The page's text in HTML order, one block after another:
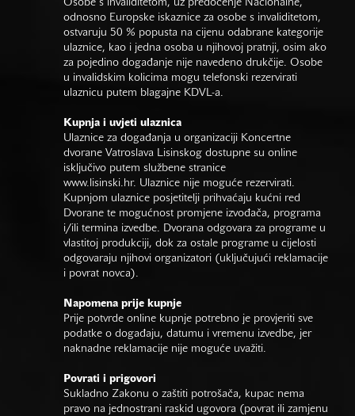
Osobe s invaliditetom, uz predočenje Nacionalne,
odnosno Europske iskaznice za osobe s invaliditetom,
ostvaruju 50 % popusta na cijenu odabrane kategorije
ulaznice, kao i jedna osoba u njihovoj pratnji, osim ako
za pojedino događanje nije navedeno drukčije. Osobe
u invalidskim kolicima mogu telefonski rezervirati
ulaznicu putem blagajne KDVL-a.
Kupnja i uvjeti ulaznica
Ulaznice za događanja u organizaciji Koncertne
dvorane Vatroslava Lisinskog dostupne su online
isključivo putem službene stranice
www.lisinski.hr. Ulaznice nije moguće rezervirati.
Kupnjom ulaznice posjetitelji prihvaćaju kućni red
Dvorane te mogućnost promjene izvođača, programa
i/ili termina izvedbe. Dvorana odgovara za programe u
vlastitoj produkciji, dok za ostale programe u cijelosti
odgovaraju njihovi organizatori (uključujući reklamacije
i povrat novca).
Napomena prije kupnje
Prije potvrde online kupnje potrebno je provjeriti sve
podatke o događaju, datumu i vremenu izvedbe, jer
naknadne reklamacije nije moguće uvažiti.
Povrati i prigovori
Sukladno Zakonu o zaštiti potrošača, kupac nema
pravo na jednostrani raskid ugovora (povrat ili zamjenu